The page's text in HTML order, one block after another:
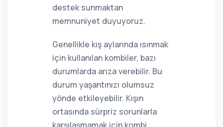
destek sunmaktan
memnuniyet duyuyoruz.
Genellikle kış aylarında ısınmak
için kullanılan kombiler, bazı
durumlarda arıza verebilir. Bu
durum yaşantınızı olumsuz
yönde etkileyebilir. Kışın
ortasında sürpriz sorunlarla